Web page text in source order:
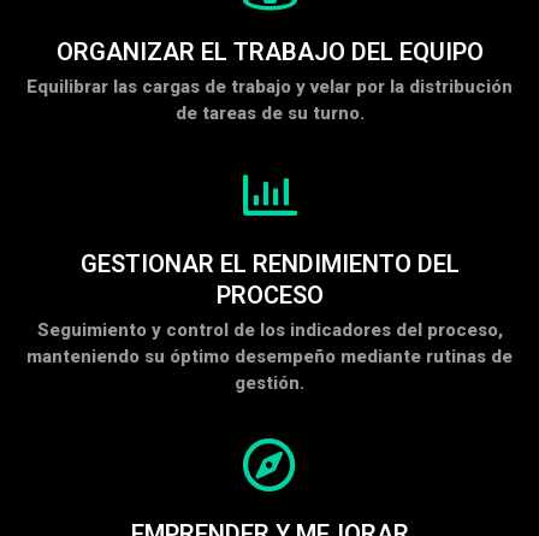
ORGANIZAR EL TRABAJO DEL EQUIPO
Equilibrar las cargas de trabajo y velar por la distribución
de tareas de su turno.
GESTIONAR EL RENDIMIENTO DEL
PROCESO
Seguimiento y control de los indicadores del proceso,
manteniendo su óptimo desempeño mediante rutinas de
gestión.